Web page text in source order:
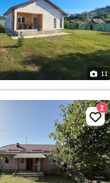
11
2